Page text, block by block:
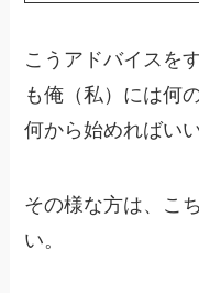
こうアドバイスを
も俺（私）には何
何から始めればい
その様な方は、こ
い。